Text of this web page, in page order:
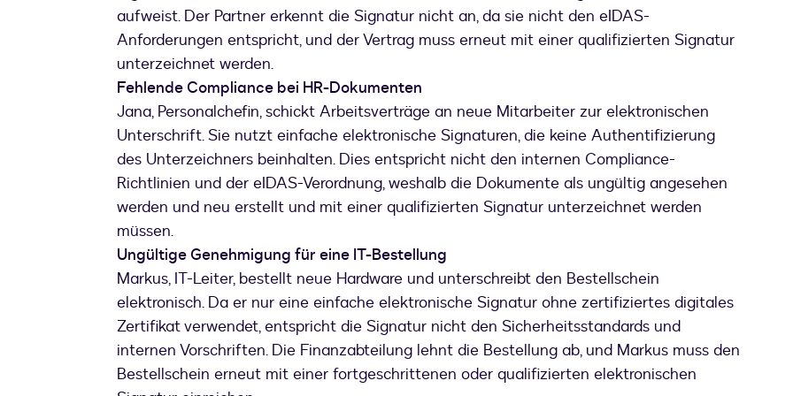
aufweist. Der Partner erkennt die Signatur nicht an, da sie nicht den eIDAS-
Anforderungen entspricht, und der Vertrag muss erneut mit einer qualifizierten Signatur
unterzeichnet werden.
Fehlende Compliance bei HR-Dokumenten
Jana, Personalchefin, schickt Arbeitsverträge an neue Mitarbeiter zur elektronischen
Unterschrift. Sie nutzt einfache elektronische Signaturen, die keine Authentifizierung
des Unterzeichners beinhalten. Dies entspricht nicht den internen Compliance-
Richtlinien und der eIDAS-Verordnung, weshalb die Dokumente als ungültig angesehen
werden und neu erstellt und mit einer qualifizierten Signatur unterzeichnet werden
müssen.
Ungültige Genehmigung für eine IT-Bestellung
Markus, IT-Leiter, bestellt neue Hardware und unterschreibt den Bestellschein
elektronisch. Da er nur eine einfache elektronische Signatur ohne zertifiziertes digitales
Zertifikat verwendet, entspricht die Signatur nicht den Sicherheitsstandards und
internen Vorschriften. Die Finanzabteilung lehnt die Bestellung ab, und Markus muss den
Bestellschein erneut mit einer fortgeschrittenen oder qualifizierten elektronischen